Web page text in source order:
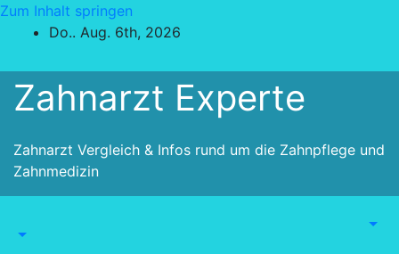
Zum Inhalt springen
Do.. Aug. 6th, 2026
Zahnarzt Experte
Zahnarzt Vergleich & Infos rund um die Zahnpflege und
Zahnmedizin